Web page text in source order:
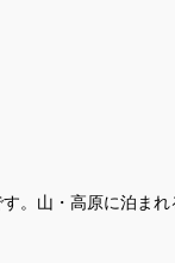
。山・高原に泊ま